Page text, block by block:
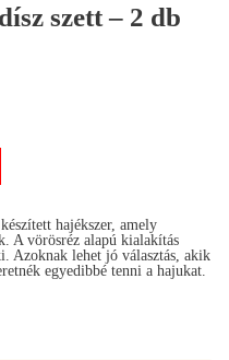
szett – 2 db
hajékszer, amely
A vörösréz alapú kialakítás
Azoknak lehet jó választás, akik
egyedibbé tenni a hajukat.